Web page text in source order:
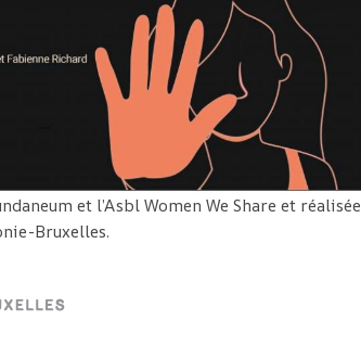
et l’Asbl Women We Share et réalisée
Bruxelles.